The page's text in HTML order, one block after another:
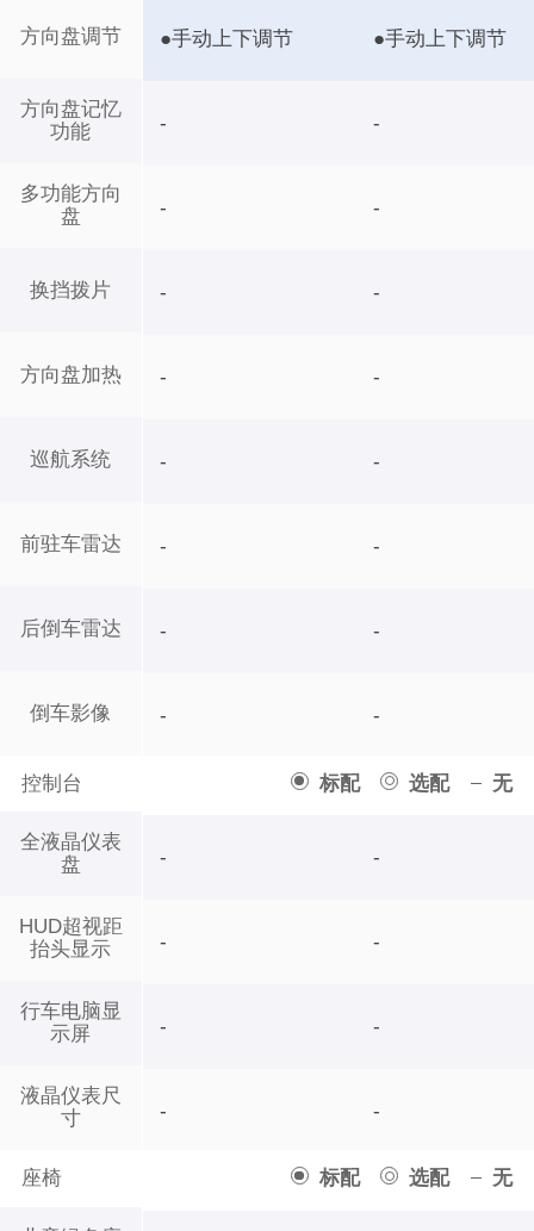
方向盘调节
方向盘记忆
功能
多功能方向
盘
换挡拨片
方向盘加热
巡航系统
前驻车雷达
后倒车雷达
倒车影像
控制台 标配 选配 无
全液晶仪表
盘
HUD超视距
抬头显示
行车电脑显
示屏
液晶仪表尺
寸
座椅 标配 选配 无
●手动上下调节 ●手动上下调节
- -
- -
- -
- -
- -
- -
- -
- -
- -
- -
- -
- -